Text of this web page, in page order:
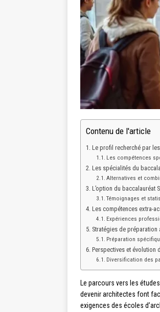
Contenu de l'article
Le profil recherché par
Les compétences
Les spécialités du
Alternatives et
L’option du baccalauréat
Témoignages et
Les compétences extra-
Expériences
Stratégies de
Préparation
Perspectives et évolution
Diversification des
Le parcours vers les
devenir architectes font
exigences des écoles